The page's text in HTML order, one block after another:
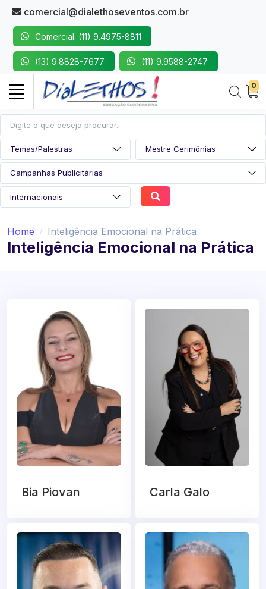
comercial@dialethoseventos.com.br
Comercial: (11) 9.4975-8811
(13) 9.8828-7677 (11) 9.9588-2747
0
Home Inteligência Emocional na Prática
Inteligência Emocional na Prática
Bia Piovan Carla Galo